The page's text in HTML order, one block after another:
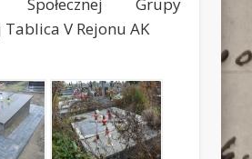
V Rejonu AK